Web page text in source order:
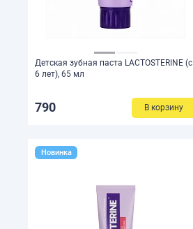
Детская зубная паста LACTOSTERINE (с
6 лет), 65 мл
790 В корзину
Новинка